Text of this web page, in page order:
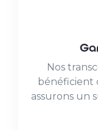
Nos
bénéficient
assurons un